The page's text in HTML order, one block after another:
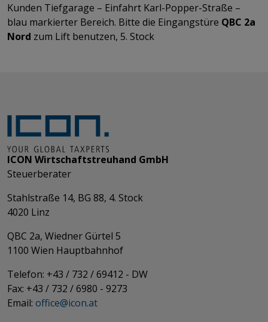
Kunden Tiefgarage – Einfahrt Karl-Popper-Straße –
blau markierter Bereich. ​​​​​​​Bitte die Eingangstüre QBC 2a
Nord zum Lift benutzen, 5. Stock
ICON Wirtschaftstreuhand GmbH
Steuerberater
Stahlstraße 14, BG 88, 4. Stock
4020 Linz
QBC 2a, Wiedner Gürtel 5
​​​​​​​1100 Wien Hauptbahnhof
Telefon: +43 / 732 / 69412 - DW
Fax: +43 / 732 / 6980 - 9273
​​​​​​​Email: office@­icon.at